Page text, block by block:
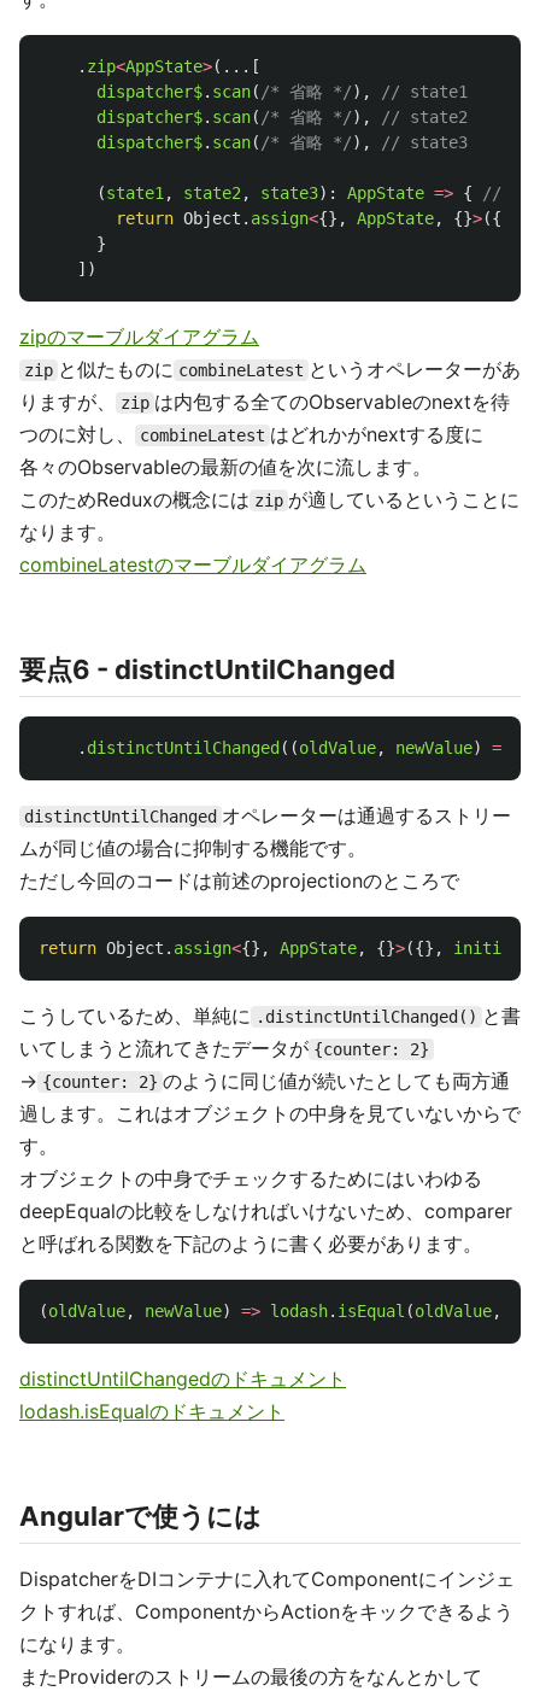
. zip<AppState>(...[
dispatcher$. scan( /* 省略 */),
// state1
dispatcher$. scan( /* 省略 */),
// state2
dispatcher$. scan( /* 省略 */), // state3
(state1, state2, state3): AppState => {
//
return Object . assign<{}, AppState, {}>({},
}
])
zipのマーブルダイアグラム
zip と似たものに combineLatest というオペレーターがあ
りますが、
zip は内包する全てのObservableのnextを待
つのに対し、
combineLatest はどれかがnextする度に
各々のObservableの最新の値を次に流します。
このためReduxの概念には zip が適しているということに
なります。
combineLatestのマーブルダイアグラム
要点6 - distinctUntilChanged
. distinctUntilChanged ((oldValue, newValue) =>
distinctUntilChanged オペレーターは通過するストリー
ムが同じ値の場合に抑制する機能です。
ただし今回のコードは前述のprojectionのところで
return Object . assign<{}, AppState, {}>({},
こうしているため、単純に .distinctUntilChanged() と書
いてしまうと流れてきたデータが {counter: 2}
→ {counter: 2} のように同じ値が続いたとしても両方通
過します。これはオブジェクトの中身を見ていないからで
す。
オブジェクトの中身でチェックするためにはいわゆる
deepEqualの比較をしなければいけないため、comparer
と呼ばれる関数を下記のように書く必要があります。
(oldValue, newValue) => lodash. isEqual (oldValue,
distinctUntilChangedのドキュメント
lodash.isEqualのドキュメント
Angularで使うには
DispatcherをDIコンテナに入れてComponentにインジェ
クトすれば、ComponentからActionをキックできるよう
になります。
またProviderのストリームの最後の方をなんとかして